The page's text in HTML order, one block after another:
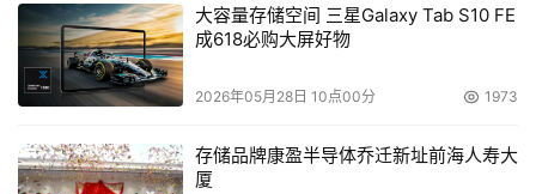
所有的固态硬盘在连续及随机读取方面--比如看视频或听音
乐--具有"先天优势"，因为只要有自由空间，就不需要额外
的处理过程来检索数据。这就是固态硬盘的优势，这些设备
入处理。
大容量存储空间 三星Galaxy Tab S10 FE
成618必购大屏好物
2026年05月28日 10点00分 1973
存储品牌康盈半导体乔迁新址前海人寿大
厦